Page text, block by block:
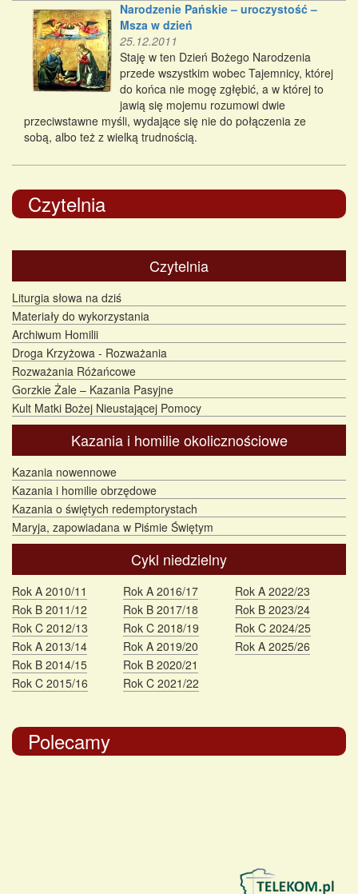
Narodzenie Pańskie – uroczystość –
Msza w dzień
25.12.2011
Staję w ten Dzień Bożego Narodzenia
przede wszystkim wobec Tajemnicy, której
do końca nie mogę zgłębić, a w której to
jawią się mojemu rozumowi dwie
przeciwstawne myśli, wydające się nie do połączenia ze
sobą, albo też z wielką trudnością.
Czytelnia
Czytelnia
Liturgia słowa na dziś
Materiały do wykorzystania
Archiwum Homilii
Droga Krzyżowa - Rozważania
Rozważania Różańcowe
Gorzkie Żale – Kazania Pasyjne
Kult Matki Bożej Nieustającej Pomocy
Kazania i homilie okolicznościowe
Kazania nowennowe
Kazania i homilie obrzędowe
Kazania o świętych redemptorystach
Maryja, zapowiadana w Piśmie Świętym
Cykl niedzielny
Rok A 2010/11
Rok B 2011/12
Rok C 2012/13
Rok A 2013/14
Rok B 2014/15
Rok C 2015/16
Rok A 2016/17
Rok B 2017/18
Rok C 2018/19
Rok A 2019/20
Rok B 2020/21
Rok C 2021/22
Rok A 2022/23
Rok B 2023/24
Rok C 2024/25
Rok A 2025/26
Polecamy